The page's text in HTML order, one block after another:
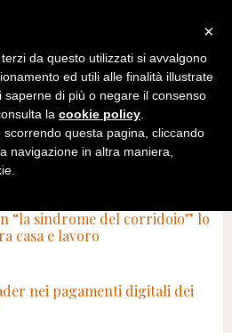
“la sindrome del corridoio” lo
casa e lavoro
nei pagamenti digitali dei
×
da questo utilizzati si avvalgono
ed utili alle finalità illustrate
saperne di più o negare il consenso
la cookie policy.
questa pagina, cliccando
navigazione in altra maniera,